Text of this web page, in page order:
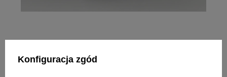
Cechy charakterystyczne wkładów serii
Konfiguracja zgód